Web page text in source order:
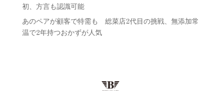
初、方言も認識可能
あのペアが顧客で特需も 総菜店2代目の挑戦、無添加常
温で2年持つおかずが人気